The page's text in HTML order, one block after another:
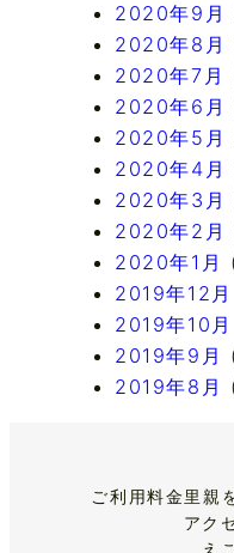
2020年9月
2020年8月
2020年7月
2020年6月
2020年5月
2020年4月
2020年3月
2020年2月
2020年1月
2019年12月
2019年10月
2019年9月
2019年8月
ご利用料金里親
アク
え